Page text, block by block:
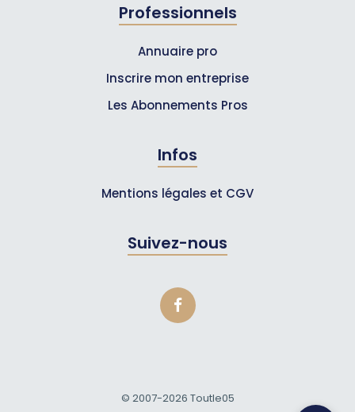
Professionnels
Annuaire pro
Inscrire mon entreprise
Les Abonnements Pros
Infos
Mentions légales et CGV
Suivez-nous
© 2007-2026 Toutle05